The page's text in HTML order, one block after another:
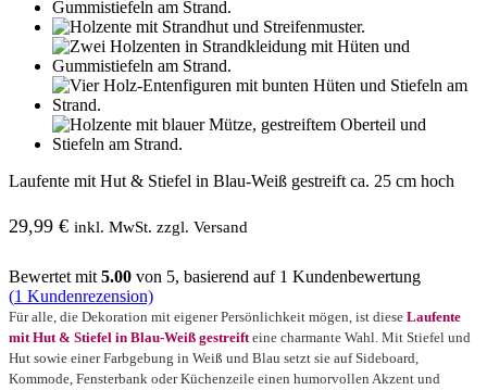
Laufente mit Hut & Stiefel in Blau-Weiß gestreift ca. 25 cm hoch
29,99 € inkl. MwSt. zzgl. Versand
Bewertet mit 5.00 von 5, basierend auf 1 Kundenbewertung
(1 Kundenrezension)
Für alle, die Dekoration mit eigener Persönlichkeit mögen, ist diese Laufente
mit Hut & Stiefel in Blau-Weiß gestreifteine charmante Wahl. Mit Stiefel und
Hut sowie einer Farbgebung in Weiß und Blau setzt sie auf Sideboard,
Kommode, Fensterbank oder Küchenzeile einen humorvollen Akzent und